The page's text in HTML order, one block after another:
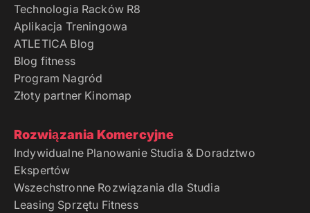
Technologia Racków R8
Aplikacja Treningowa
ATLETICA Blog
Blog fitness
Program Nagród
Złoty partner Kinomap
Rozwiązania Komercyjne
Indywidualne Planowanie Studia & Doradztwo
Ekspertów
Wszechstronne Rozwiązania dla Studia
Leasing Sprzętu Fitness